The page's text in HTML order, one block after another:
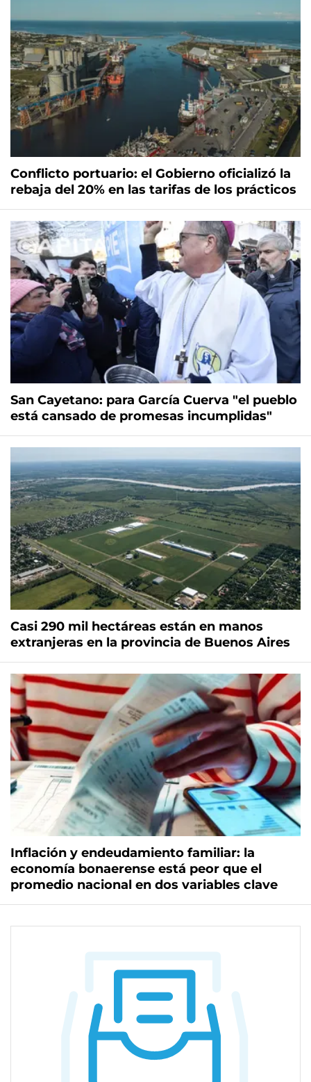
Conflicto portuario: el Gobierno oficializó la
rebaja del 20% en las tarifas de los prácticos
San Cayetano: para García Cuerva "el pueblo
está cansado de promesas incumplidas"
Casi 290 mil hectáreas están en manos
extranjeras en la provincia de Buenos Aires
Inflación y endeudamiento familiar: la
economía bonaerense está peor que el
promedio nacional en dos variables clave